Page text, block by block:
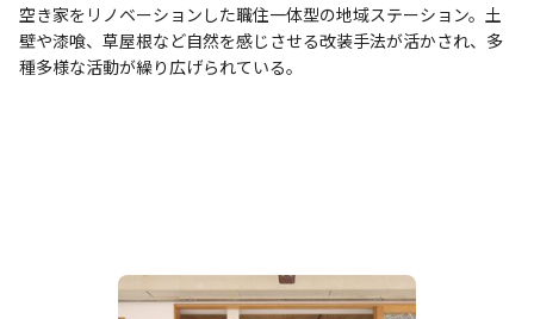
空き家をリノベーションした職住一体型の地域ステーション。土
壁や漆喰、草屋根など自然を感じさせる改装手法が活かされ、多
種多様な活動が繰り広げられている。